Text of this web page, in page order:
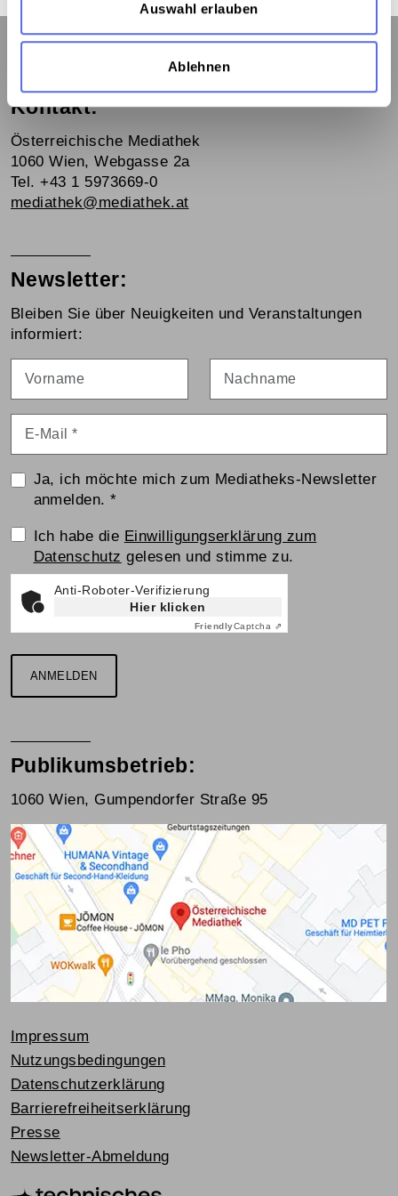
Auswahl erlauben
Ablehnen
Kontakt:
Österreichische Mediathek
1060 Wien, Webgasse 2a
Tel. +43 1 5973669-0
mediathek@mediathek.at
Newsletter:
Bleiben Sie über Neuigkeiten und Veranstaltungen
informiert:
Ja, ich möchte mich zum Mediatheks-Newsletter
anmelden.*
Einwilligungserklärung
Ich habe die Einwilligungserklärung zum
Datenschutz gelesen und stimme zu.
Anti-Roboter-Verifizierung
Hier klicken
FriendlyCaptcha ⇗
ANMELDEN
Publikumsbetrieb:
1060 Wien, Gumpendorfer Straße 95
Impressum
Nutzungsbedingungen
Datenschutzerklärung
Barrierefreiheitserklärung
Presse
Newsletter-Abmeldung